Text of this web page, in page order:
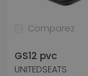
Comparez
GS12 pvc
UNITEDSEATS